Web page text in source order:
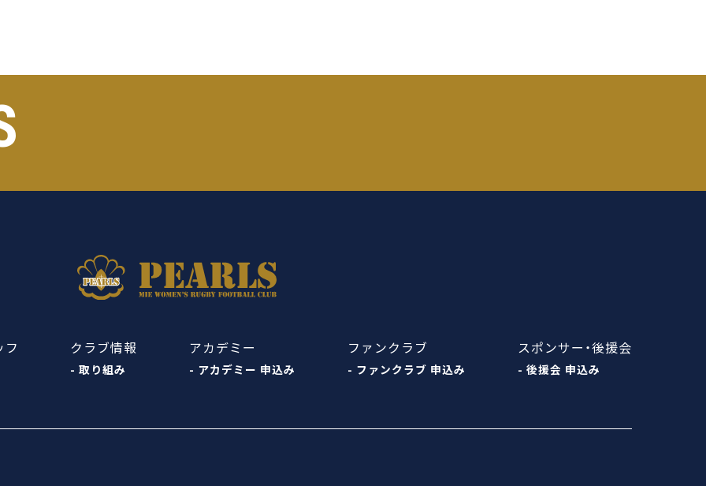
フ クラブ情報
- 取り組み
アカデミー
- アカデミー 申込み
ファンクラブ
- ファンクラブ 申込み
スポンサー・後援会
- 後援会 申込み